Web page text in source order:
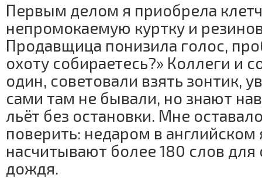
Первым делом я приобрела
непромокаемую куртку и
Продавщица понизила голос,
охоту собираетесь?» Коллеги и
один, советовали взять зонтик,
сами там не бывали, но знают
льёт без остановки. Мне
поверить: недаром в английском
насчитывают более 180 слов для
дождя.